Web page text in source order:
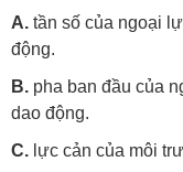
A. tần số của ngoại
động.
B. pha ban đầu của
dao động.
C. lực cản của môi